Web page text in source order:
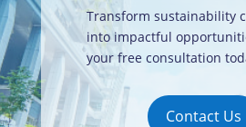
Transform sustainability
into impactful
your free consultation
Contact Us